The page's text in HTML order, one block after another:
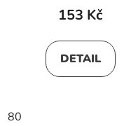
153 Kč
DETAIL
80